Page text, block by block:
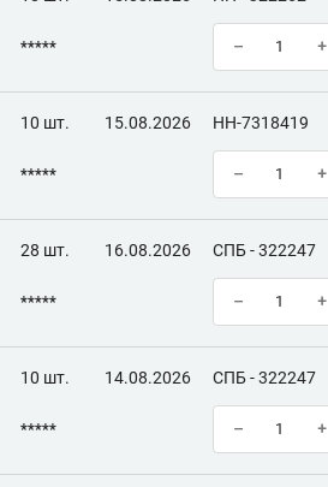
***** – +
10 шт. 15.08.2026 НН-7318419
***** – +
28 шт. 16.08.2026 СПБ - 322247
***** – +
10 шт. 14.08.2026 СПБ - 322247
***** – +